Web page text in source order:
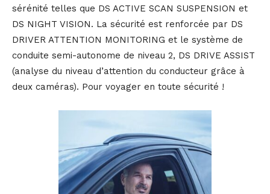
sérénité telles que DS ACTIVE SCAN SUSPENSION et
DS NIGHT VISION. La sécurité est renforcée par DS
DRIVER ATTENTION MONITORING et le système de
conduite semi-autonome de niveau 2, DS DRIVE ASSIST
(analyse du niveau d’attention du conducteur grâce à
deux caméras). Pour voyager en toute sécurité !